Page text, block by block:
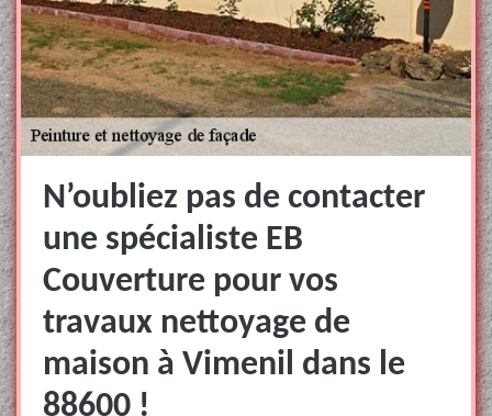
N’oubliez pas de contacter
une spécialiste EB
Couverture pour vos
travaux nettoyage de
maison à Vimenil dans le
88600 !